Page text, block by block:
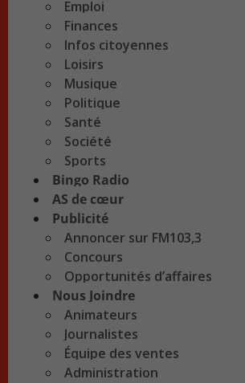
Emploi
Finances
Infos citoyennes
Loisirs
Musique
Politique
Santé
Société
Sports
Bingo Radio
AS de cœur
Publicité
Annoncer sur FM103,3
Concours
Opportunités d’affaires
Nous Joindre
Animateurs
Journalistes
Équipe des ventes
Administration